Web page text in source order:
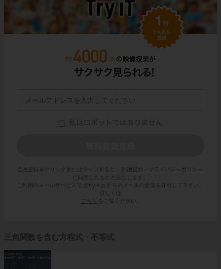
会員登録をクリックまたはタップすると、
利用規約・プライバシーポリシー
に同意したものとみなします。
ご利用のメールサービスで @try-it.jp からのメールの受信を許可して下さい。
詳しくは
こちら
をご覧ください。
三角関数を含む方程式・不等式